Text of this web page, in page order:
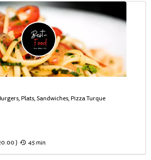
Plats, Sandwiches, Pizza Turque
) 45 min